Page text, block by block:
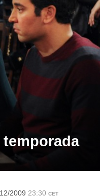
2009 23:30 CET